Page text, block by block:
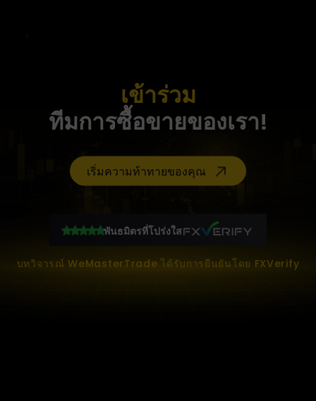
เข้าร่วม
ทีมการซื้อขายของเรา!
เริ่มความท้าทายของคุณ
พันธมิตรที่โปร่งใส
บทวิจารณ์ WeMasterTrade ได้รับการยืนยันโดย FXVerify